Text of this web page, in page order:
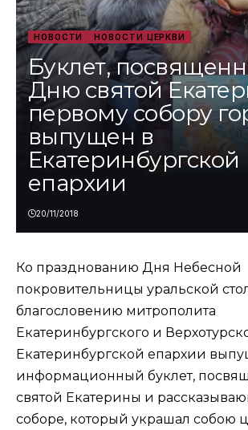
НОВОСТИ НОВОСТИ ЦЕРКВИ
Буклет,
Дню святой
первому собору
выпущен в
Екатеринбургской
епархии
20/11/2018
Ко празднованию Дня Небесной
покровительницы уральской
благословению митрополита
Екатеринбургского и
Екатеринбургской епархии
информационный буклет,
святой Екатерины и
соборе, который украшал собою